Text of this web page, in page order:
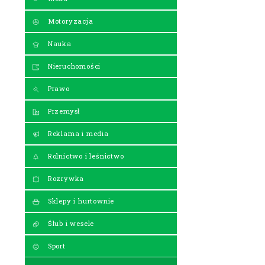
Motoryzacja
Nauka
Nieruchomości
Prawo
Przemysł
Reklama i media
Rolnictwo i leśnictwo
Rozrywka
Sklepy i hurtownie
Ślub i wesele
Sport